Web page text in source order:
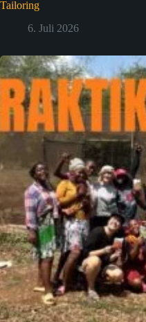
Tailoring
6. Juli 2026